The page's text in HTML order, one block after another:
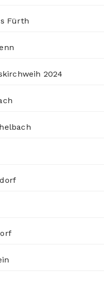
Fürth
2024